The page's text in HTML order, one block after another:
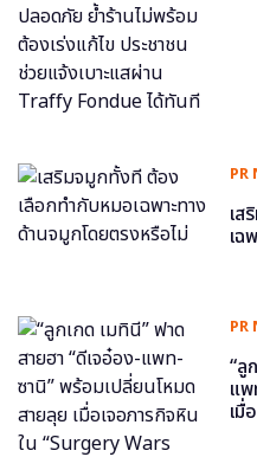
PR
เส
เฉ
PR
“ลู
แพ
เมื่